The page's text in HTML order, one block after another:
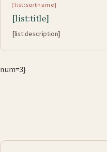
[list:sortname]
[list:title]
[list:description]
num=3}